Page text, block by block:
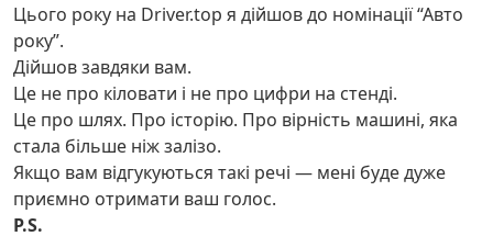
Цього року на Driver.top я дійшов до номінації “Авто
року”.
Дійшов завдяки вам.
Це не про кіловати і не про цифри на стенді.
Це про шлях. Про історію. Про вірність машині, яка
стала більше ніж залізо.
Якщо вам відгукуються такі речі — мені буде дуже
приємно отримати ваш голос.
P.S.